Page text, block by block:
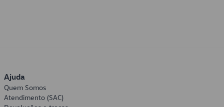
Ajuda
Quem Somos
Atendimento (SAC)